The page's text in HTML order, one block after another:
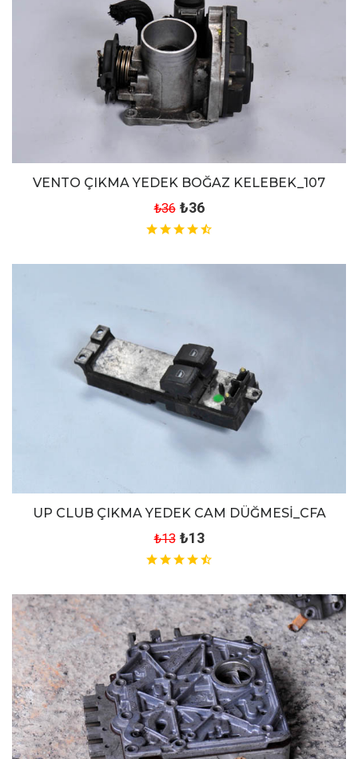
VENTO ÇIKMA YEDEK BOĞAZ KELEBEK_107
₺36 ₺36
UP CLUB ÇIKMA YEDEK CAM DÜĞMESİ_CFA
₺13 ₺13